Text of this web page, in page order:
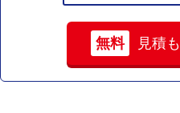
無料 見積